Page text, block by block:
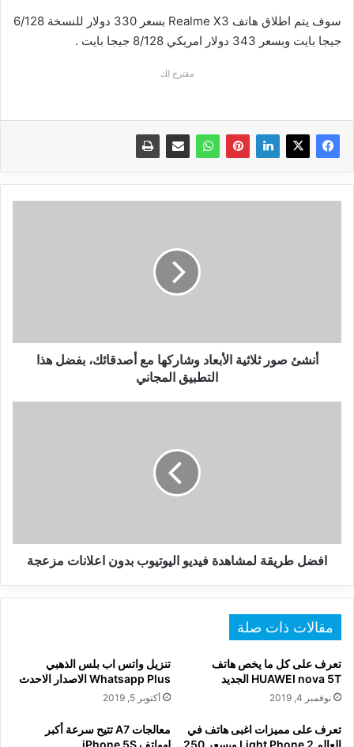
سوف يتم اطلاق هاتف Realme X3 بسعر 330 دولار للنسخة 6/128
جيجا بايت وبسعر 343 دولار امريكي 8/128 جيجا بايت .
مقترح لك
هذا
التطبيقأنشئ صور ثلاثية الأبعاد وشاركها مع أصدقائك، بفضل هذا
التطبيق المجاني
افضل طريقة لمشاهدة فيديو اليوتيوب بدون اعلانات مزعجة
مقالات ذات صلة
تعرف على كل ما يخص هاتف
HUAWEI nova 5T الجديد
نوفمبر 4, 2019
تنزيل واتس اب بلس الذهبي
Whatsapp Plus الاصدار الاحدث
أكتوبر 5, 2019
تعرف على مميزات اغبى هاتف في
معالجات A7 تتيح سرعة أكبر